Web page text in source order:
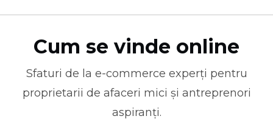
Cum se vinde online
Sfaturi de la e-commerce experți pentru
proprietarii de afaceri mici și antreprenori
aspiranți.